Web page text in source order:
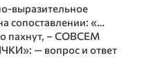
выразительное
сопоставлении: «…
пахнут, – СОВСЕМ
— вопрос и ответ